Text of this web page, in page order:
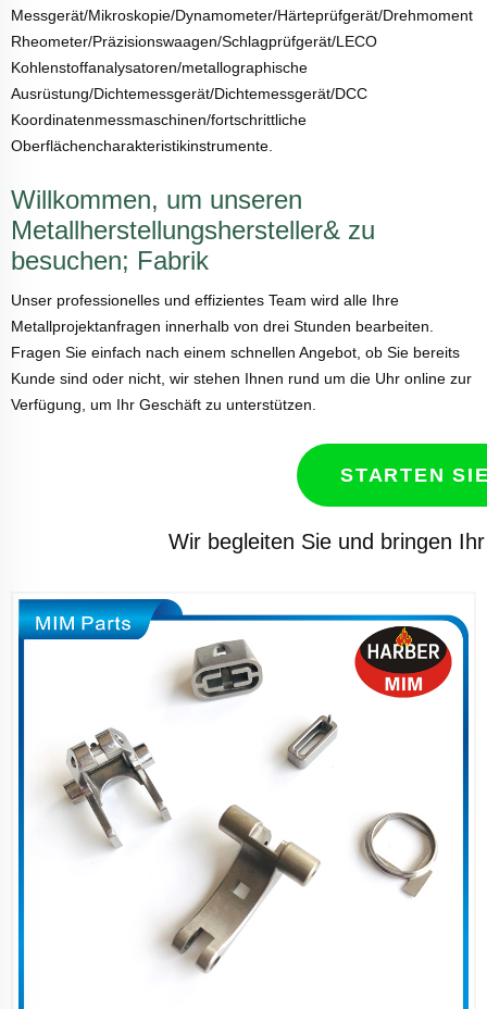
Messgerät/Mikroskopie/Dynamometer/Härteprüfgerät/Drehmoment
Rheometer/Präzisionswaagen/Schlagprüfgerät/LECO
Kohlenstoffanalysatoren/metallographische
Ausrüstung/Dichtemessgerät/Dichtemessgerät/DCC
Koordinatenmessmaschinen/fortschrittliche
Oberflächencharakteristikinstrumente.
Willkommen, um unseren
Metallherstellungshersteller& zu
besuchen; Fabrik
Unser professionelles und effizientes Team wird alle Ihre
Metallprojektanfragen innerhalb von drei Stunden bearbeiten.
Fragen Sie einfach nach einem schnellen Angebot, ob Sie bereits
Kunde sind oder nicht, wir stehen Ihnen rund um die Uhr online zur
Verfügung, um Ihr Geschäft zu unterstützen.
STARTEN
Wir begleiten Sie und bringen